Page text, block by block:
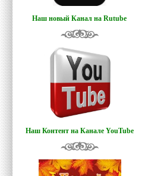
Наш новый Канал на Rutube
Наш Контент на Канале YouTube